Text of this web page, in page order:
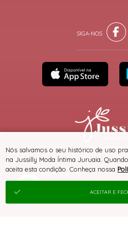
SITE 100% SEGURO
® TODOS DIREITOS
Nós salvamos o seu histórico de uso
na Jussilly Moda Íntima Juruaia.
aceita esta condição. Conheça nossa
ACEITAR E